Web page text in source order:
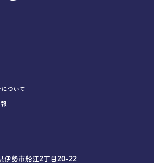
ついて
勢市船江2丁目20-22